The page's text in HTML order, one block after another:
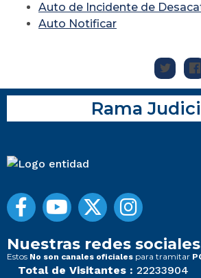
Auto de Incidente de
Auto Notificar
Rama
Nuestras redes
Estos No son canales oficiales para tramitar
Total de Visitantes : 22233904